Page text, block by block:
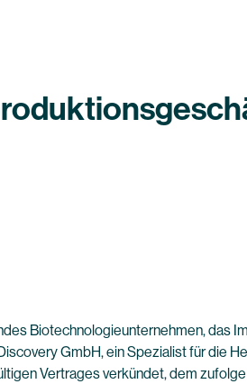
Biotechnologieunternehmen, das
GmbH, ein Spezialist für die
Vertrages verkündet, dem